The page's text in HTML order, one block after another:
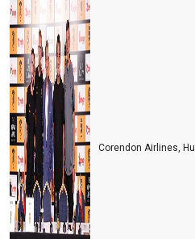
HER ŞEY DAHİL İSRAFI NASIL
AB’DEN TÜRKLERE AŞI ENGELİ…
TURiST REHBERLiĞi YASASINDA
KORONA'NIN KRONOLOJiSi
YENi REHBERLiK KANUNU HAKKINDA
Yeni Trend; “FLY & DRIVE”
SADECE BAŞLIK OKUYANLARDAN
TUR OPERATÖRLERİ PLATFORMU
Corendon Airlines,